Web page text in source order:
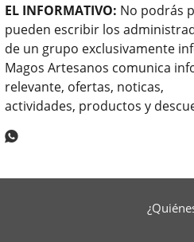
EL INFORMATIVO: No podrás
pueden escribir los
de un grupo exclusivamente
Magos Artesanos comunica
relevante, ofertas, noticas,
actividades, productos y